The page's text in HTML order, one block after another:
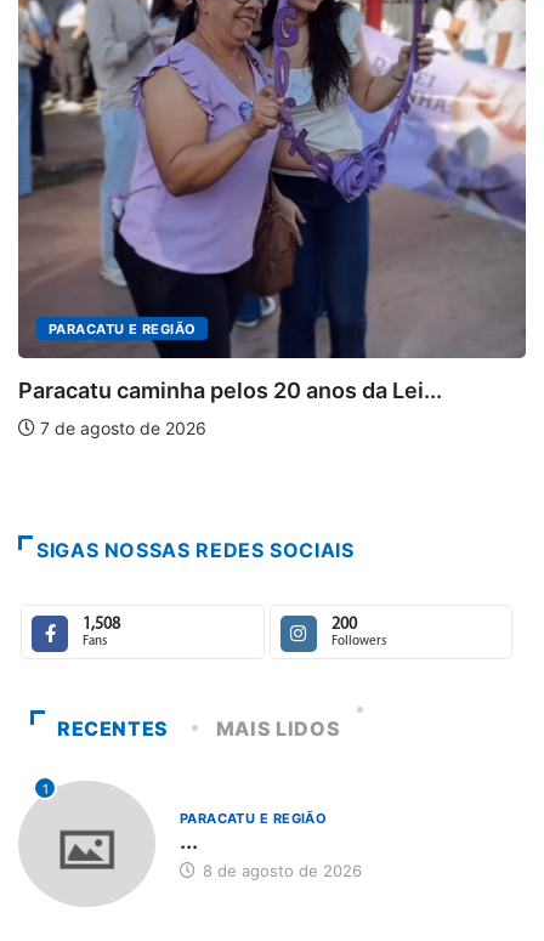
PARACATU E REGIÃO
Paracatu caminha pelos 20 anos da Lei...
7 de agosto de 2026
SIGAS NOSSAS REDES SOCIAIS
1,508
Fans
200
Followers
RECENTES MAIS LIDOS
1
PARACATU E REGIÃO
...
8 de agosto de 2026